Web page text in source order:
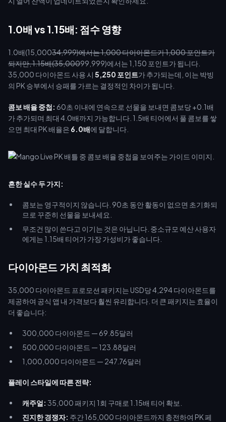
1.0배 vs 1.15배: 점수 영향
1.0배(15,00034,999)에서는 1,000 다이아몬드가 1,000 포인트가
되지만, 1.15배(35,00099,999)에서는 1,150 포인트가 됩니다.
35,000 다이아몬드 사용 시 5,250 포인트가 추가되는데, 이는 박빙
의 PK 승부에서 승패를 가르는 결정적인 차이가 됩니다.
콤보 배율 중첩: 60초 이내에 연속으로 선물을 보내면 콤보당 +0.1배
가 추가되며 최대 4.0배까지 가능합니다. 1.5배 티어에서 풀 콤보를 쌓
으면 최대 PK 배율은 6.0배에 달합니다.
흔한 실수 두 가지:
콤보는 영구적이지 않습니다. 90초 동안 활동이 없으면 초기화되
므로 꾸준히 선물을 보내세요.
무조건 많이 쓴다고 이기는 것은 아닙니다. 중소규모 예산 사용자
에게는 1.15배 티어가 가장 가성비가 좋습니다.
다이아몬드 가치 최적화
35,000 다이아몬드 프로모션 패키지는 USD당 4,294 다이아몬드를
제공하여 공식 앱 내 가격보다 훨씬 유리합니다. 더 큰 패키지는 효율이
더 좋습니다:
300,000 다이아몬드 — 69.85달러
500,000 다이아몬드 — 123.88달러
1,000,000 다이아몬드 — 247.76달러
플레이 스타일에 따른 전략:
캐주얼: 35,000 패키지 1회 구매로 1.15배 티어 확보.
진지한 경쟁자: 주간 165,000 다이아몬드까지 충전하여 PK 페